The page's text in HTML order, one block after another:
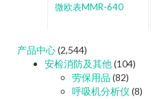
微欧表MMR-640
产品中心(2,544)
安检消防及其他(104)
劳保用品 (82)
呼吸机分析仪 (8)